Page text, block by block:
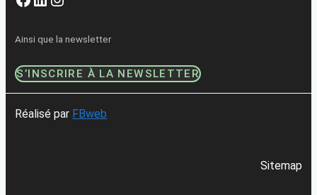
Ainsi que la newsletter
S’INSCRIRE À LA NEWSLETTER
Réalisé par FBweb
Sitemap